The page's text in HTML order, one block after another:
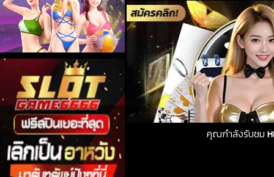
คุณกำลังรับชม